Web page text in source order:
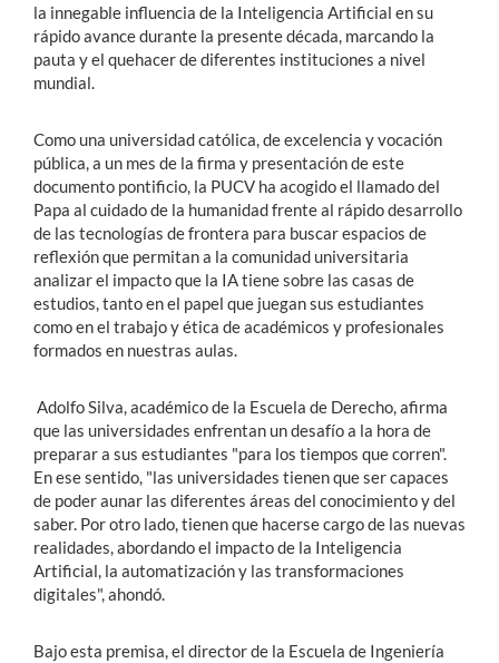
la innegable influencia de la Inteligencia Artificial en su
rápido avance durante la presente década, marcando la
pauta y el quehacer de diferentes instituciones a nivel
mundial.
Como una universidad católica, de excelencia y vocación
pública, a un mes de la firma y presentación de este
documento pontificio, la PUCV ha acogido el llamado del
Papa al cuidado de la humanidad frente al rápido desarrollo
de las tecnologías de frontera para buscar espacios de
reflexión que permitan a la comunidad universitaria
analizar el impacto que la IA tiene sobre las casas de
estudios, tanto en el papel que juegan sus estudiantes
como en el trabajo y ética de académicos y profesionales
formados en nuestras aulas.
Adolfo Silva, académico de la Escuela de Derecho, afirma
que las universidades enfrentan un desafío a la hora de
preparar a sus estudiantes "para los tiempos que corren".
En ese sentido, "las universidades tienen que ser capaces
de poder aunar las diferentes áreas del conocimiento y del
saber. Por otro lado, tienen que hacerse cargo de las nuevas
realidades, abordando el impacto de la Inteligencia
Artificial, la automatización y las transformaciones
digitales", ahondó.
Bajo esta premisa, el director de la Escuela de Ingeniería